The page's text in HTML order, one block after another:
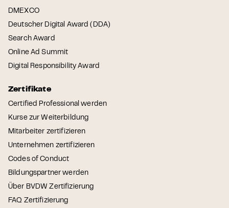
DMEXCO
Deutscher Digital Award (DDA)
Search Award
Online Ad Summit
Digital Responsibility Award
Zertifikate
Certified Professional werden
Kurse zur Weiterbildung
Mitarbeiter zertifizieren
Unternehmen zertifizieren
Codes of Conduct
Bildungspartner werden
Über BVDW Zertifizierung
FAQ Zertifizierung